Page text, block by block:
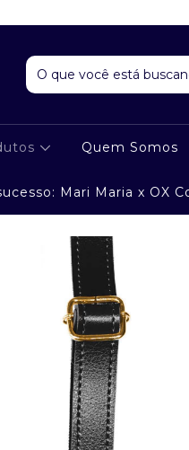
Quem Somos
Mari Maria x OX